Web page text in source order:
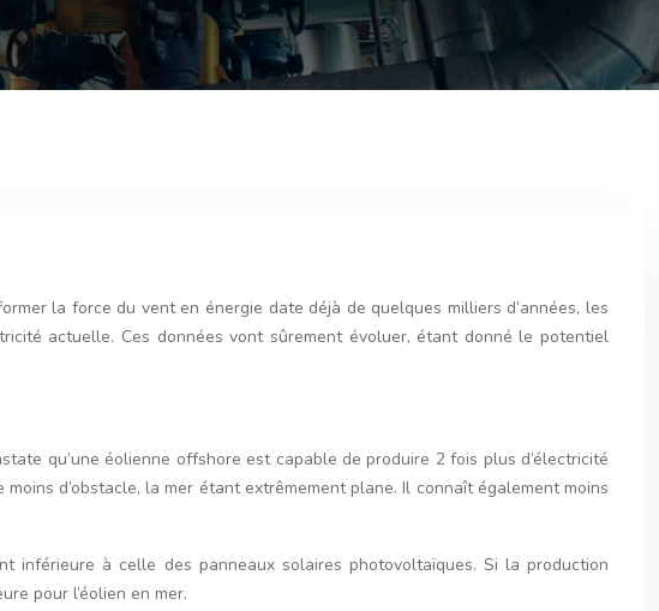
la force du vent en énergie date déjà de quelques milliers d’années, les
actuelle. Ces données vont sûrement évoluer, étant donné le potentiel
qu’une éolienne offshore est capable de produire 2 fois plus d’électricité
d’obstacle, la mer étant extrêmement plane. Il connaît également moins
inférieure à celle des panneaux solaires photovoltaïques. Si la production
pour l’éolien en mer.